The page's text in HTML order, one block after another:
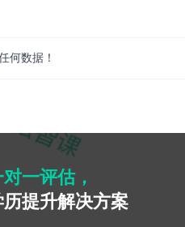
何数据！
一评估，
提升解决方案